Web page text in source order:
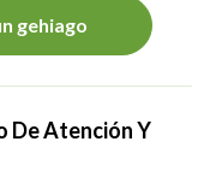
gehiago
De Atención Y